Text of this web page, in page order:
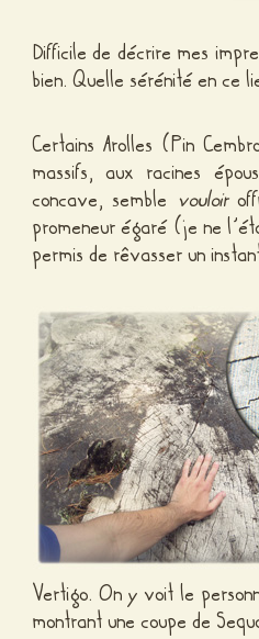
Difficile de décrire mes
bien. Quelle sérénité en ce
Certains Arolles (Pin
massifs, aux racines
concave, semble vouloir
promeneur égaré (je ne
permis de rêvasser un
Vertigo. On y voit le
montrant une coupe de